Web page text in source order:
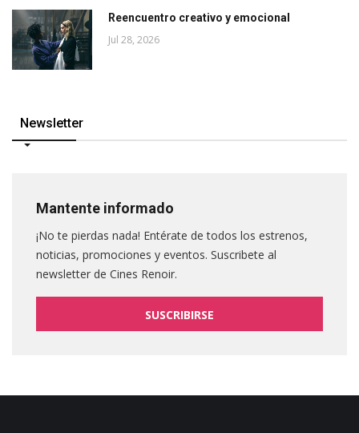
Reencuentro creativo y emocional
Jul 28, 2026
Newsletter
Mantente informado
¡No te pierdas nada! Entérate de todos los estrenos,
noticias, promociones y eventos. Suscribete al
newsletter de Cines Renoir.
SUSCRIBIRSE